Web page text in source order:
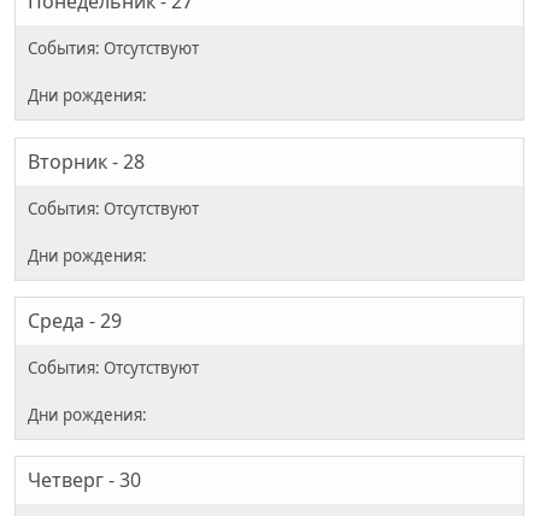
Вторник - 28
Среда - 29
Четверг - 30